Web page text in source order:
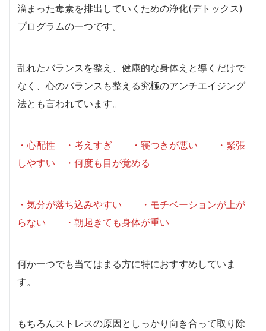
溜まった毒素を排出していくための浄化(デトックス)
プログラムの一つです。
乱れたバランスを整え、健康的な身体えと導くだけで
なく、心のバランスも整える究極のアンチエイジング
法とも言われています。
・心配性 ・考えすぎ ・寝つきが悪い ・緊張
しやすい ・何度も目が覚める
・気分が落ち込みやすい ・モチベーションが上が
らない
・朝起きても身体が重い
何か一つでも当てはまる方に特におすすめしていま
す。
もちろんストレスの原因としっかり向き合って取り除